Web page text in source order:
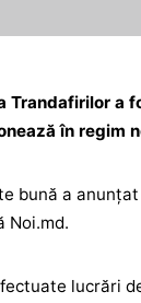
Trandafirilor a
în regim
bună a
Noi.md.
lucrări